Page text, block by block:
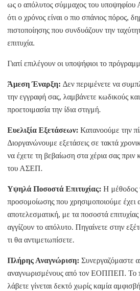
ως ο απόλυτος σύμμαχος του
ότι ο χρόνος είναι ο πιο σπάνιος πόρος,
πιστοποίησης που συνδυάζουν την
επιτυχία.
Γιατί επιλέγουν οι υποψήφιοι το
Άμεση Έναρξη: Δεν περιμένετε να
την εγγραφή σας, λαμβάνετε κωδικούς και
προετοιμασία την ίδια στιγμή.
Ευελιξία Εξετάσεων: Κατανοούμε την
Διοργανώνουμε εξετάσεις σε τακτά
να έχετε τη βεβαίωση στα χέρια σας πριν
του ΑΣΕΠ.
Υψηλά Ποσοστά Επιτυχίας: Η μέθοδος
προσομοίωσης που χρησιμοποιούμε έχει
αποτελεσματική, με τα ποσοστά
αγγίζουν το απόλυτο. Πηγαίνετε στην
τι θα αντιμετωπίσετε.
Πλήρης Αναγνώριση: Συνεργαζόμαστε
αναγνωρισμένους από τον ΕΟΠΠΕΠ. Το
λάβετε γίνεται δεκτό χωρίς καμία